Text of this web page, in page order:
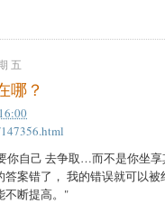
五
哪？
你自己 去争取…而不是你坐
答案错了， 我的错误就可以
不断提高。"